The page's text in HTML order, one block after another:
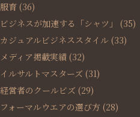
服育 (36)
ビジネスが加速する「シャツ」
(35)
カジュアルビジネススタイル (33)
メディア掲載実績 (32)
イルサルトマスターズ (31)
経営者のクールビズ (29)
フォーマルウエアの選び方 (28)